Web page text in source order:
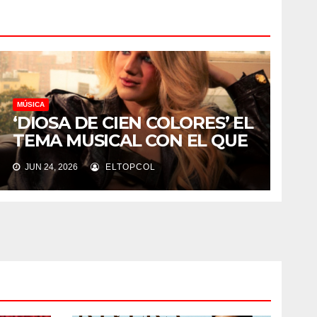
MÚSICA
‘DIOSA DE CIEN COLORES’ EL
TEMA MUSICAL CON EL QUE
PENOLOPE ROBIN SE
REINVENTA
JUN 24, 2026 ELTOPCOL